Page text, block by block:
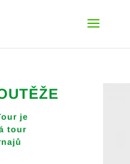
je
tour